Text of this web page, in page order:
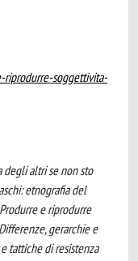
soggettivita-
degli altri se non sto
etnografia del
e riprodurre
gerarchie e
tattiche di resistenza